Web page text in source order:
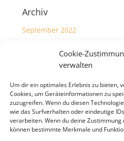
Cookie-
verwalten
Um dir ein optimales Erlebnis zu bieten,
Cookies, um Geräteinformationen zu
zuzugreifen. Wenn du diesen
wie das Surfverhalten oder eindeutige
verarbeiten. Wenn du deine
können bestimmte Merkmale und
Archiv
September 2022
Kategorien
Meta
Anmelden